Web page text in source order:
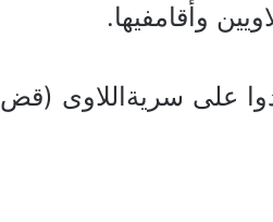
على سريةاللاوى (قض